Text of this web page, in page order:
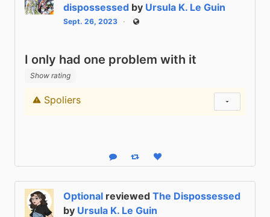
dispossessed by Ursula K. Le Guin
Sept. 26, 2023 Public
I only had one problem with it
Show rating
Content warning
Spoliers
Reply Boost statusLike status
Optional reviewed The Dispossessed
by Ursula K. Le Guin